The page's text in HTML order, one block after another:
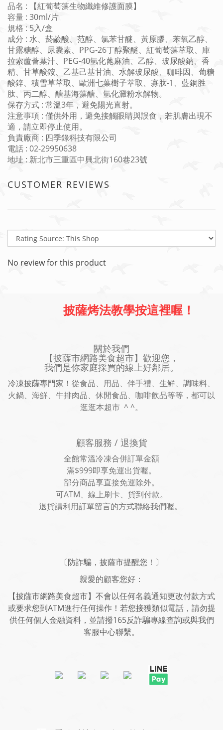
品名 : 【紅葡萄藻生物纖維修護面膜】
容量 : 30ml/片
規格 : 5入/盒
成分 : 水、菸鹼酸、范醇、氯苯甘醚、黃原膠、苯氧乙醇、
甘露糖醇、尿囊素、PPG-26丁醇聚醚、紅葡萄藻萃取、庫
拉索蘆薈葉汁、PEG-40氫化蓖麻油、乙醇、玻尿酸鈉、香
精、甘草酸銨、乙基己基甘油、水解玻尿酸、咖啡因、葡糖
酸鋅、積雪草萃取、歐洲七葉樹子萃取、寡肽-1、藍銅胜
肽、 丙二醇、醣基海藻醣、氫化澱粉水解物。
保存方式 : 常溫3年，避免陽光直射。
注意事項 : 僅供外用，避免接觸眼睛與誤食，若肌膚出現不
適，請立即停止使用。
負責廠商 : 四季錄科技有限公司
電話 : 02-29950638
地址 : 新北市三重區中興北街160巷23號
CUSTOMER REVIEWS
No review for this product
披薩烤法教學按這裡喔！
關於我們
【披薩市網路美食超市】歡迎您，
我們是你家庭採買的線上好鄰居。
冷凍披薩專門家！ 從食品、用品、伴手禮、生鮮、調味料、
火鍋、海鮮、牛排肉品、休閒食品、咖啡飲品等等，都可以
逛逛本超市 ^ ^。
顧客服務 / 退換貨
全館常溫冷凍合併訂單金額
滿$999即享免運出貨喔。
部分商品享直接免運除外。
可ATM、線上刷卡、貨到付款。
退貨請利用訂單留言的方式聯絡我們喔。
〔防詐騙，披薩市提醒您！〕
親愛的顧客您好：
【披薩市網路美食超市】不會以任何名義通知更改付款方式
或要求您到ATM進行任何操作！若您接獲類似電話，請勿提
供任何個人金融資料，並請撥165反詐騙專線查詢或與我們
客服中心聯繫。